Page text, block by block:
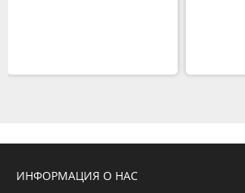
ИНФОРМАЦИЯ О НАС